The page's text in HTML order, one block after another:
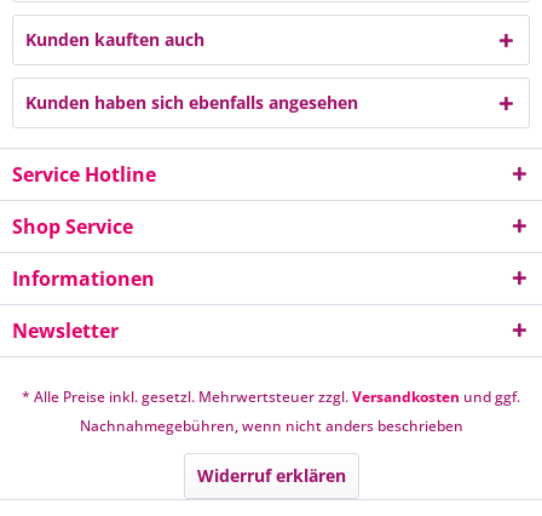
Kunden kauften auch
Kunden haben sich ebenfalls angesehen
Service Hotline
Shop Service
Informationen
Newsletter
* Alle Preise inkl. gesetzl. Mehrwertsteuer zzgl.Versandkosten und ggf.
Nachnahmegebühren, wenn nicht anders beschrieben
Widerruf erklären